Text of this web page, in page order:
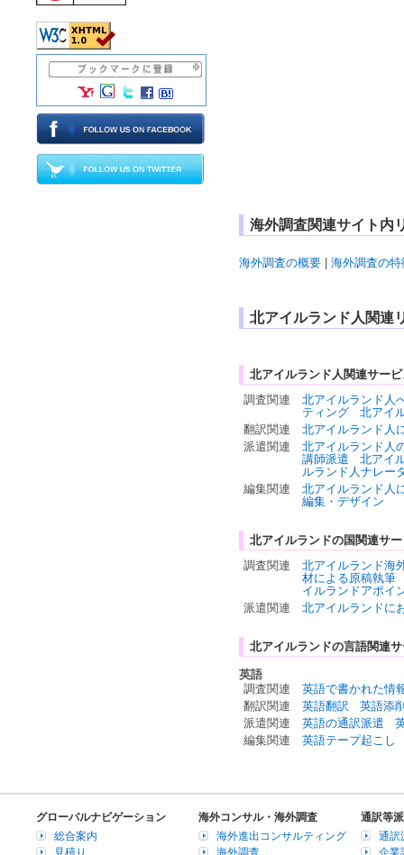
海外調査関連サイト内
海外調査の概要 海外調査の特
北アイルランド人関連
北アイルランド人関連サー
調査関連
北アイルランド人
ティング
北アイ
翻訳関連
北アイルランド人
派遣関連
北アイルランド人
講師派遣
北アイ
ルランド人ナレー
編集関連
北アイルランド人
編集・デザイン
北アイルランドの国関連サ
調査関連
北アイルランド海
材による原稿執筆
イルランドアポイ
派遣関連
北アイルランドに
北アイルランドの言語関連
英語
調査関連
英語で書かれた情
翻訳関連
英語翻訳
英語添
派遣関連
英語の通訳派遣
編集関連
英語テープ起こし
グローバルナビゲーション
総合案内
見積り
海外コンサル・海外調査
海外進出コンサルティング
海外調査
通訳等
通訳
企業